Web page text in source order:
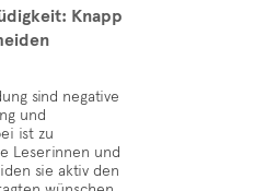
Knapp
sind negative
und
ist zu
Leserinnen und
sie aktiv den